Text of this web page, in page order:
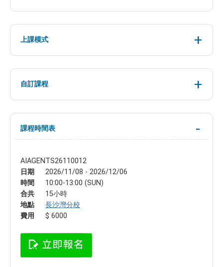
上課模式
自訂課程
課程時間表
AIAGENTS26110012
日期
2026/11/08 - 2026/12/06
時間
10:00-13:00 (SUN)
合共
15小時
地點
長沙灣分校
費用
$ 6000